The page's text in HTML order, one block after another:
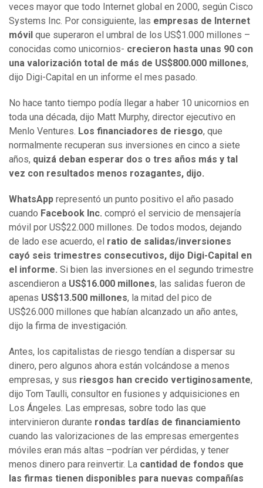
veces mayor que todo Internet global en 2000, según Cisco
Systems Inc. Por consiguiente, las empresas de Internet
móvil que superaron el umbral de los US$1.000 millones –
conocidas como unicornios- crecieron hasta unas 90 con
una valorización total de más de US$800.000 millones,
dijo Digi-Capital en un informe el mes pasado.
No hace tanto tiempo podía llegar a haber 10 unicornios en
toda una década, dijo Matt Murphy, director ejecutivo en
Menlo Ventures. Los financiadores de riesgo, que
normalmente recuperan sus inversiones en cinco a siete
años, quizá deban esperar dos o tres años más y tal
vez con resultados menos rozagantes, dijo.
WhatsApp representó un punto positivo el año pasado
cuando Facebook Inc. compró el servicio de mensajería
móvil por US$22.000 millones. De todos modos, dejando
de lado ese acuerdo, el ratio de salidas/inversiones
cayó seis trimestres consecutivos, dijo Digi-Capital en
el informe. Si bien las inversiones en el segundo trimestre
ascendieron a US$16.000 millones, las salidas fueron de
apenas US$13.500 millones, la mitad del pico de
US$26.000 millones que habían alcanzado un año antes,
dijo la firma de investigación.
Antes, los capitalistas de riesgo tendían a dispersar su
dinero, pero algunos ahora están volcándose a menos
empresas, y sus riesgos han crecido vertiginosamente,
dijo Tom Taulli, consultor en fusiones y adquisiciones en
Los Ángeles. Las empresas, sobre todo las que
intervinieron durante rondas tardías de financiamiento
cuando las valorizaciones de las empresas emergentes
móviles eran más altas –podrían ver pérdidas, y tener
menos dinero para reinvertir. La cantidad de fondos que
las firmas tienen disponibles para nuevas compañías